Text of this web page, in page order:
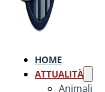
HOME
ATTUALITÀ
Animali